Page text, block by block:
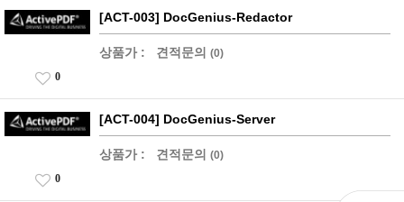
[ACT-003] DocGenius-Redactor
상품가 : 견적문의 (0)
0
[ACT-004] DocGenius-Server
상품가 : 견적문의 (0)
0